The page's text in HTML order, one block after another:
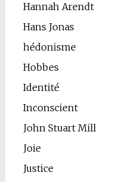
Hannah Arendt
Hans Jonas
hédonisme
Hobbes
Identité
Inconscient
John Stuart Mill
Joie
Justice